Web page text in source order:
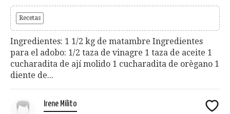
Recetas
Ingredientes: 1 1/2 kg de matambre Ingredientes
para el adobo: 1/2 taza de vinagre 1 taza de aceite 1
cucharadita de ají molido 1 cucharadita de orègano 1
diente de...
Irene Milito